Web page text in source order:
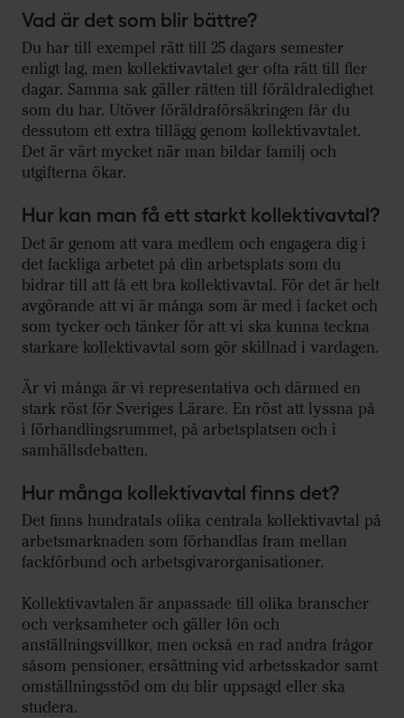
Vad är det som blir bättre?
Du har till exempel rätt till 25 dagars semester
enligt lag, men kollektivavtalet ger ofta rätt till fler
dagar. Samma sak gäller rätten till föräldraledighet
som du har. Utöver föräldraförsäkringen får du
dessutom ett extra tillägg genom kollektivavtalet.
Det är värt mycket när man bildar familj och
utgifterna ökar.
Hur kan man få ett starkt kollektivavtal?
Det är genom att vara medlem och engagera dig i
det fackliga arbetet på din arbetsplats som du
bidrar till att få ett bra kollektivavtal. För det är helt
avgörande att vi är många som är med i facket och
som tycker och tänker för att vi ska kunna teckna
starkare kollektivavtal som gör skillnad i vardagen.
Är vi många är vi representativa och därmed en
stark röst för Sveriges Lärare. En röst att lyssna på
i förhandlingsrummet, på arbetsplatsen och i
samhällsdebatten.
Hur många kollektivavtal finns det?
Det finns hundratals olika centrala kollektivavtal på
arbetsmarknaden som förhandlas fram mellan
fackförbund och arbetsgivarorganisationer.
Kollektivavtalen är anpassade till olika branscher
och verksamheter och gäller lön och
anställningsvillkor, men också en rad andra frågor
såsom pensioner, ersättning vid arbetsskador samt
omställningsstöd om du blir uppsagd eller ska
studera.